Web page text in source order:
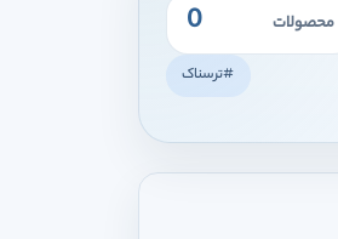
محصولات 0
#ترسناک